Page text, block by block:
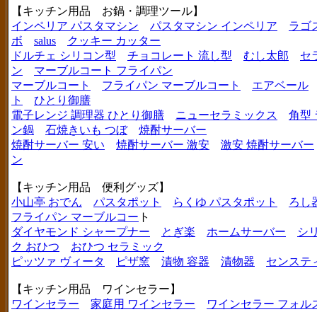
【キッチン用品 お鍋・調理ツール】
インペリア パスタマシン
パスタマシン インペリア
ラゴ
ボ
salus
クッキー カッター
ドルチェ シリコン型
チョコレート 流し型 むし太郎
セ
ン
マーブルコート フライパン
マーブルコート
フライパン マーブルコート
エアベール
ト
ひとり御膳
電子レンジ 調理器 ひとり御膳
ニューセラミックス
角型
ン鍋
石焼きいも つぼ
焼酎サーバー
焼酎サーバー 安い
焼酎サーバー 激安
激安 焼酎サーバー
ン
【キッチン用品 便利グッズ】
小山亭 おでん
パスタポット らくゆ パスタポット
ろし
フライパン マーブルコー ト
ダイヤモンド シャープナー
とぎ楽 ホームサーバー
シ
ク おひつ
おひつ セラミック
ピッツァ ヴィータ
ピザ窯 漬物 容器 漬物器 センステ
【キッチン用品 ワインセラー】
ワインセラー
家庭用 ワインセラー
ワインセラー フォル